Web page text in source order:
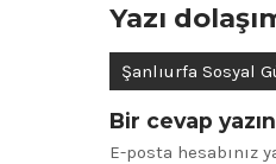
Yazı
Şanlıurfa Sosyal
Bir cevap yazın
E-posta hesabınız